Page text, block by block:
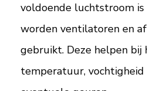
voldoende luchtstroom
worden ventilatoren en
gebruikt. Deze helpen bij
temperatuur,